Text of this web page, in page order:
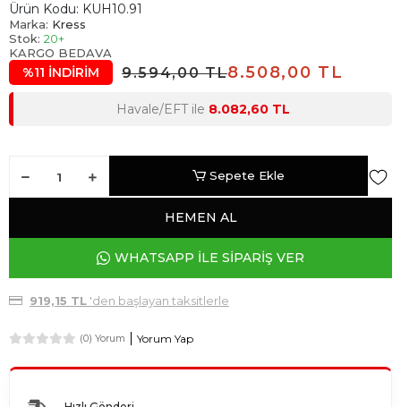
Ürün Kodu: KUH10.91
Marka: Kress
Stok: 20+
KARGO BEDAVA
%11 İNDİRİM 9.594,00 TL8.508,00 TL
Havale/EFT ile 8.082,60 TL
Sepete Ekle
HEMEN AL
WHATSAPP İLE SİPARİŞ VER
919,15 TL'den başlayan taksitlerle
(0) Yorum Yorum Yap